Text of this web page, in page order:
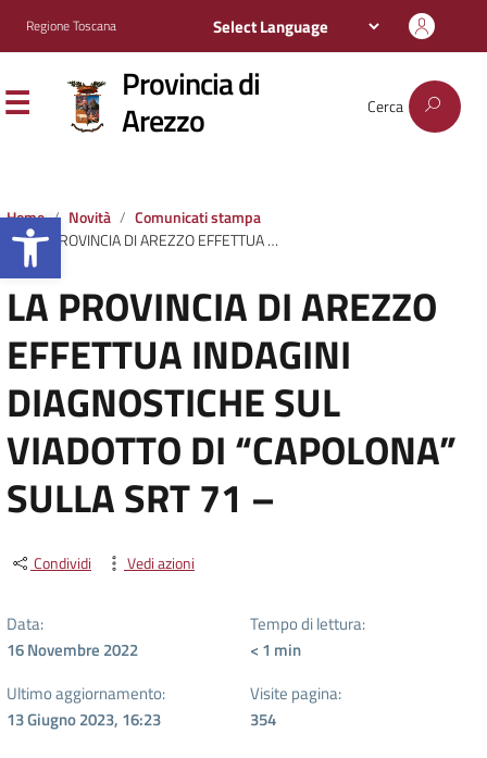
Apri la barra degli strumenti
Regione Toscana
Provincia di
Arezzo Cerca
Home Novità
Comunicati stampa
LA PROVINCIA DI AREZZO EFFETTUA INDAGINI DIAGNOSTICHE SUL VIADOTTO DI “CAPOLONA” SULLA SRT 71 –
LA PROVINCIA DI AREZZO
EFFETTUA INDAGINI
DIAGNOSTICHE SUL
VIADOTTO DI “CAPOLONA”
SULLA SRT 71 –
Condividi Vedi azioni
Data:
16 Novembre 2022
Tempo di lettura:
< 1 min
Ultimo aggiornamento:
13 Giugno 2023, 16:23
Visite pagina:
354